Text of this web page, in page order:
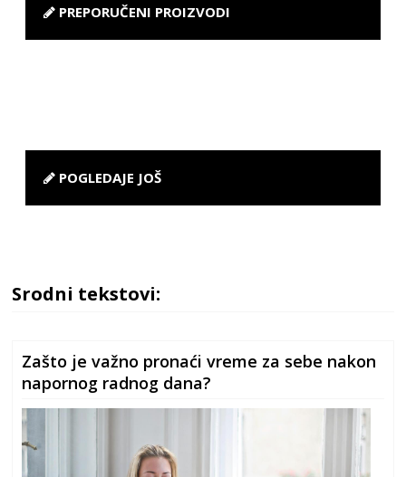
PREPORUČENI PROIZVODI
POGLEDAJE JOŠ
Srodni tekstovi:
Zašto je važno pronaći vreme za sebe nakon
napornog radnog dana?